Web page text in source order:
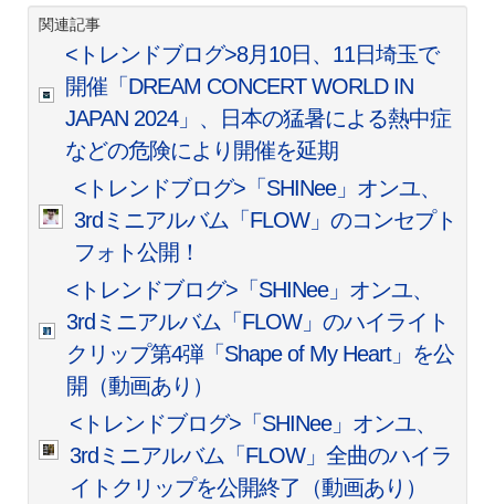
関連記事
<トレンドブログ>8月10日、11日埼玉で
開催「DREAM CONCERT WORLD IN
JAPAN 2024」、日本の猛暑による熱中症
などの危険により開催を延期
<トレンドブログ>「SHINee」オンユ、
3rdミニアルバム「FLOW」のコンセプト
フォト公開！
<トレンドブログ>「SHINee」オンユ、
3rdミニアルバム「FLOW」のハイライト
クリップ第4弾「Shape of My Heart」を公
開（動画あり）
<トレンドブログ>「SHINee」オンユ、
3rdミニアルバム「FLOW」全曲のハイラ
イトクリップを公開終了（動画あり）